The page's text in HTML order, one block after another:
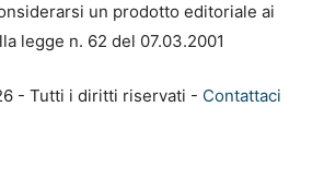
un prodotto editoriale ai
legge n. 62 del 07.03.2001
- Tutti i diritti riservati - Contattaci